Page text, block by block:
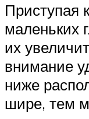
Приступая
маленьких
их
внимание
ниже
шире, тем